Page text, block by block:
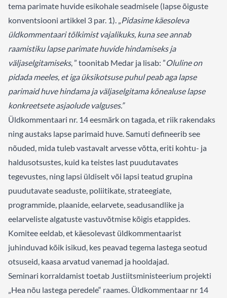
tema parimate huvide esikohale seadmisele (lapse õiguste
konventsiooni artikkel 3 par. 1). „
Pidasimekäesoleva
üldkommentaari tõlkimist vajalikuks, kuna seeannab
raamistiku lapse parimate huvide hindamiseks ja
väljaselgitamiseks, ” toonitab Medar ja lisab: ”Oluline on
pidada meeles, et iga üksikotsuse puhul peab aga lapse
parimaid huve hindama ja väljaselgitama kõnealuse lapse
konkreetsete asjaolude valguses.”
Üldkommentaari nr. 14 eesmärk on tagada, et riik rakendaks
ning austaks lapse parimaid huve. Samuti defineerib see
nõuded, mida tuleb vastavalt arvesse võtta, eriti kohtu- ja
haldusotsustes, kuid ka teistes last puudutavates
tegevustes, ning lapsi üldiselt või lapsi teatud grupina
puudutavate seaduste, poliitikate, strateegiate,
programmide, plaanide, eelarvete, seadusandlike ja
eelarveliste algatuste vastuvõtmise kõigis etappides.
Komitee eeldab, et käesolevast üldkommentaarist
juhinduvad kõik isikud, kes peavad tegema lastega seotud
otsuseid, kaasa arvatud vanemad ja hooldajad.
Seminari korraldamist toetab Justiitsministeerium projekti
Hea nõu lastega peredele“ raames. Üldkommentaar nr 14